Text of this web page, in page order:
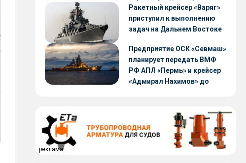
RSD59
Ракетный крейсер «Варяг»
приступил к выполнению
задач на Дальнем Востоке
Предприятие ОСК «Севмаш»
планирует передать ВМФ
РФ АПЛ «Пермь» и крейсер
«Адмирал Нахимов» до
реклама